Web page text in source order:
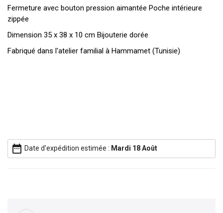
Fermeture avec bouton pression aimantée Poche intérieure
zippée
Dimension 35 x 38 x 10 cm Bijouterie dorée
Fabriqué dans l'atelier familial à Hammamet (Tunisie)
date_range Date d'expédition estimée : Mardi 18 Août